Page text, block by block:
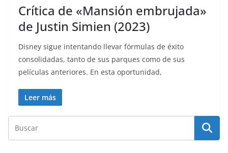
Crítica de «Mansión embrujada»
de Justin Simien (2023)
Disney sigue intentando llevar fórmulas de éxito
consolidadas, tanto de sus parques como de sus
películas anteriores. En esta oportunidad,
Leer más